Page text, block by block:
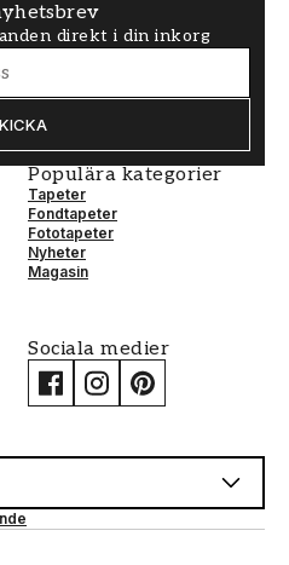
direkt i din inkorg
Populära kategorier
Tapeter
Fondtapeter
Fototapeter
Nyheter
Magasin
Sociala medier